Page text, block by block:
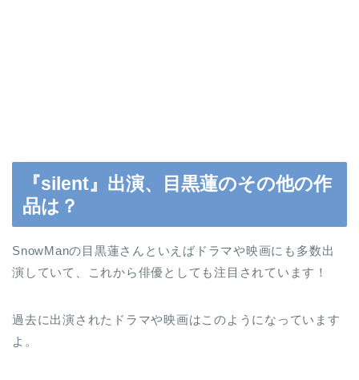
『silent』出演、目黒蓮のその他の作
品は？
SnowManの目黒蓮さんといえばドラマや映画にも多数出
演していて、これから俳優としても注目されています！
過去に出演されたドラマや映画はこのようになっています
よ。